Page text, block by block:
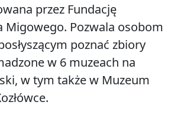
przez Fundację
Migowego. Pozwala osobom
poznać zbiory
w 6 muzeach na
w tym także w Muzeum